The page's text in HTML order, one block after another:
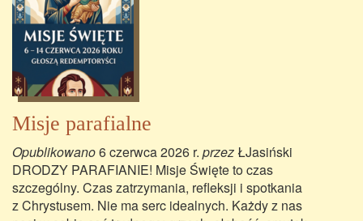
Misje parafialne
Opublikowano6 czerwca 2026 r. przez ŁJasiński
DRODZY PARAFIANIE! Misje Święte to czas
szczególny. Czas zatrzymania, refleksji i spotkania
z Chrystusem. Nie ma serc idealnych. Każdy z nas